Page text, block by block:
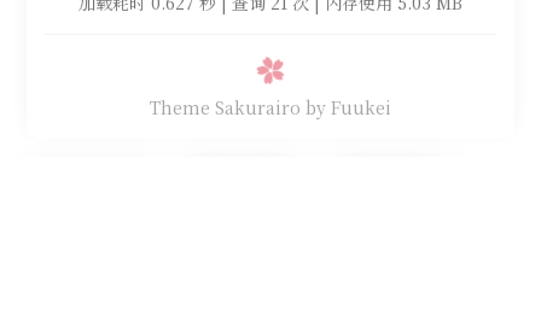
Theme Sakurairo by Fuukei